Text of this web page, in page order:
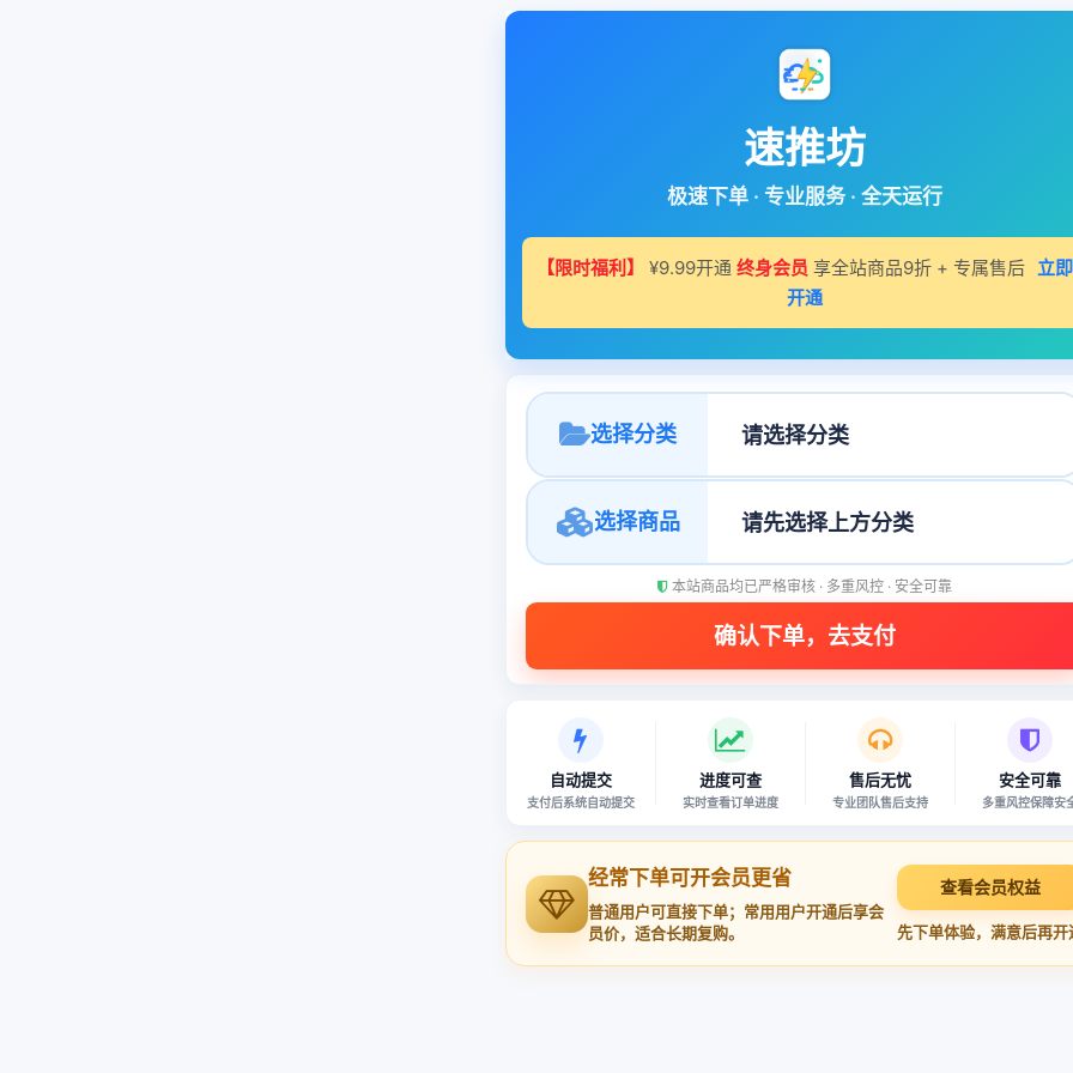
速推坊
极速下单 · 专业服务 · 全天运行
【限时福利】 ¥9.99开通 终身会员 享全站商品9折 + 专属售后 立即
开通
选择分类
选择商品
本站商品均已严格审核 · 多重风控 · 安全可靠
自动提交
支付后系统自动提交
进度可查
实时查看订单进度
售后无忧
专业团队售后支持
安全可靠
多重风控保障安
经常下单可开会员更省
普通用户可直接下单；常用用户开通后享会
员价，适合长期复购。
查看会员权益
先下单体验，满意后再开